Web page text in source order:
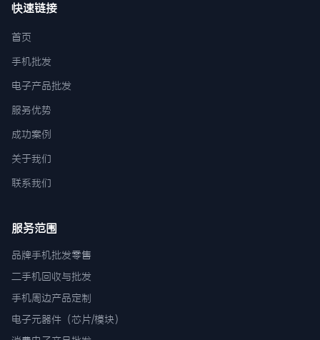
快速链接
首页
手机批发
电子产品批发
服务优势
成功案例
关于我们
联系我们
服务范围
品牌手机批发零售
二手机回收与批发
手机周边产品定制
电子元器件（芯片/模块）